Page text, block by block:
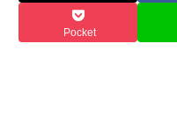
Pocket